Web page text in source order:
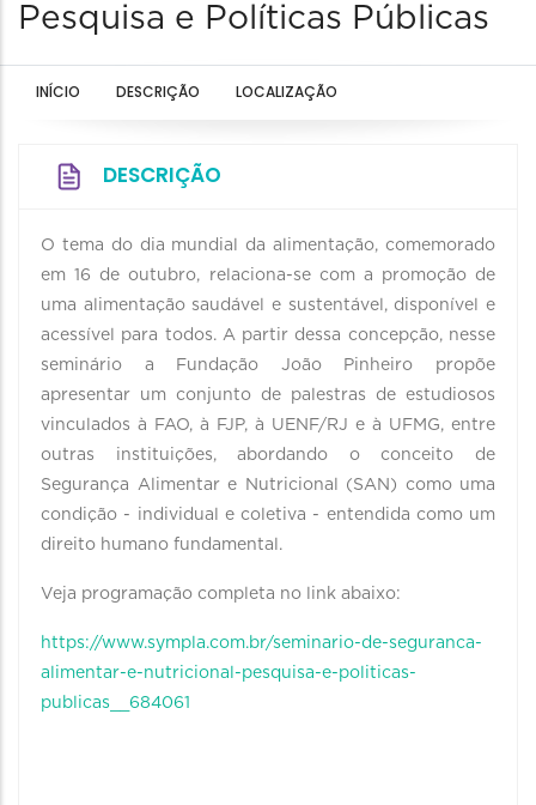
Pesquisa e Políticas Públicas
INÍCIO DESCRIÇÃO LOCALIZAÇÃO
DESCRIÇÃO
O tema do dia mundial da alimentação, comemorado
em 16 de outubro, relaciona-se com a promoção de
uma alimentação saudável e sustentável, disponível e
acessível para todos. A partir dessa concepção, nesse
seminário a Fundação João Pinheiro propõe
apresentar um conjunto de palestras de estudiosos
vinculados à FAO, à FJP, à UENF/RJ e à UFMG, entre
outras instituições, abordando o conceito de
Segurança Alimentar e Nutricional (SAN) como uma
condição - individual e coletiva - entendida como um
direito humano fundamental.
Veja programação completa no link abaixo:
https://www.sympla.com.br/seminario-de-seguranca-
alimentar-e-nutricional-pesquisa-e-politicas-
publicas__684061